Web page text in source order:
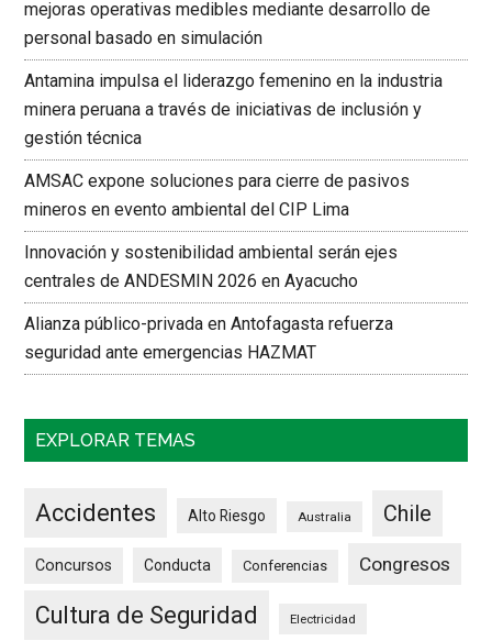
mejoras operativas medibles mediante desarrollo de
personal basado en simulación
Antamina impulsa el liderazgo femenino en la industria
minera peruana a través de iniciativas de inclusión y
gestión técnica
AMSAC expone soluciones para cierre de pasivos
mineros en evento ambiental del CIP Lima
Innovación y sostenibilidad ambiental serán ejes
centrales de ANDESMIN 2026 en Ayacucho
Alianza público-privada en Antofagasta refuerza
seguridad ante emergencias HAZMAT
EXPLORAR TEMAS
Accidentes Alto Riesgo Australia Chile
Concursos Conducta Conferencias Congresos
Cultura de Seguridad Electricidad